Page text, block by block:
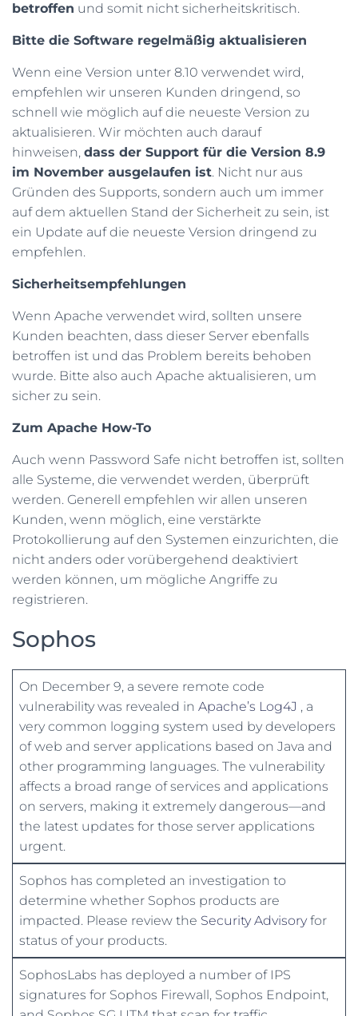
betroffen und somit nicht sicherheitskritisch.
Bitte die Software regelmäßig aktualisieren
Wenn eine Version unter 8.10 verwendet wird,
empfehlen wir unseren Kunden dringend, so
schnell wie möglich auf die neueste Version zu
aktualisieren. Wir möchten auch darauf
hinweisen, dass der Support für die Version 8.9
im November ausgelaufen ist. Nicht nur aus
Gründen des Supports, sondern auch um immer
auf dem aktuellen Stand der Sicherheit zu sein, ist
ein Update auf die neueste Version dringend zu
empfehlen.
Sicherheitsempfehlungen
Wenn Apache verwendet wird, sollten unsere
Kunden beachten, dass dieser Server ebenfalls
betroffen ist und das Problem bereits behoben
wurde. Bitte also auch Apache aktualisieren, um
sicher zu sein.
Zum Apache How-To
Auch wenn Password Safe nicht betroffen ist, sollten
alle Systeme, die verwendet werden, überprüft
werden. Generell empfehlen wir allen unseren
Kunden, wenn möglich, eine verstärkte
Protokollierung auf den Systemen einzurichten, die
nicht anders oder vorübergehend deaktiviert
werden können, um mögliche Angriffe zu
registrieren.
Sophos
On December 9, a severe remote code
vulnerability was revealed in Apache’s Log4J , a
very common logging system used by developers
of web and server applications based on Java and
other programming languages. The vulnerability
affects a broad range of services and applications
on servers, making it extremely dangerous—and
the latest updates for those server applications
urgent.
Sophos has completed an investigation to
determine whether Sophos products are
impacted. Please review the Security Advisoryfor
status of your products.
SophosLabs has deployed a number of IPS
signatures for Sophos Firewall, Sophos Endpoint,